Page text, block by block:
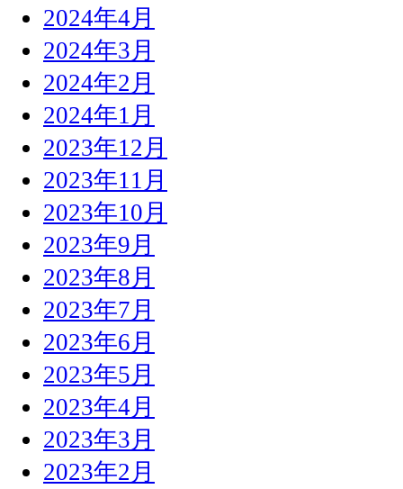
2024年4月
2024年3月
2024年2月
2024年1月
2023年12月
2023年11月
2023年10月
2023年9月
2023年8月
2023年7月
2023年6月
2023年5月
2023年4月
2023年3月
2023年2月